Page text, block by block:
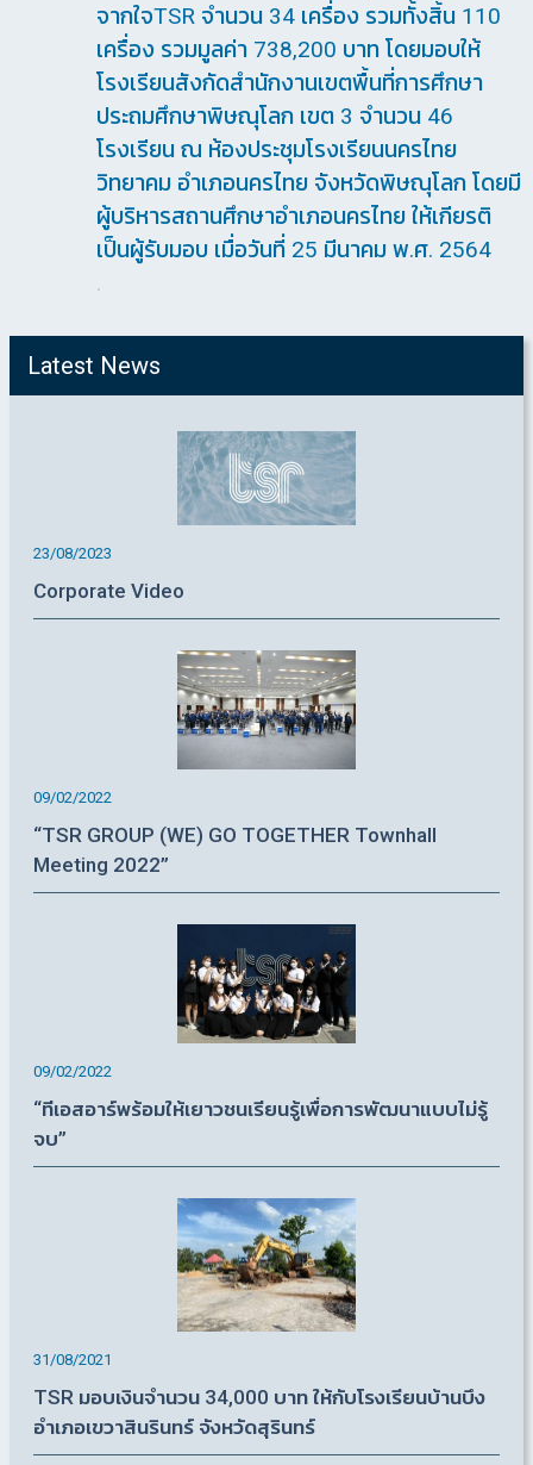
จากใจTSR จำนวน 34 เครื่อง รวมทั้งสิ้น 110
เครื่อง รวมมูลค่า 738,200 บาท โดยมอบให้
โรงเรียนสังกัดสำนักงานเขตพื้นที่การศึกษา
ประถมศึกษาพิษณุโลก เขต 3 จำนวน 46
โรงเรียน ณ ห้องประชุมโรงเรียนนครไทย
วิทยาคม อำเภอนครไทย จังหวัดพิษณุโลก โดยมี
ผู้บริหารสถานศึกษาอำเภอนครไทย ให้เกียรติ
เป็นผู้รับมอบ เมื่อวันที่ 25 มีนาคม พ.ศ. 2564
.
Latest News
23/08/2023
Corporate Video
09/02/2022
“TSR GROUP (WE) GO TOGETHER Townhall
Meeting 2022”
09/02/2022
“ทีเอสอาร์พร้อมให้เยาวชนเรียนรู้เพื่อการพัฒนาแบบไม่รู้
จบ”
31/08/2021
TSR มอบเงินจำนวน 34,000 บาท ให้กับโรงเรียนบ้านบึง
อำเภอเขวาสินรินทร์ จังหวัดสุรินทร์